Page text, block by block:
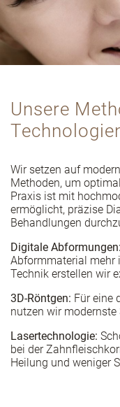
Unsere
Wir setzen auf
Methoden, um
Praxis ist mit
ermöglicht, präzise
Behandlungen
Digitale Abformungen:
Abformmaterial mehr
Technik erstellen wir
3D-Röntgen: Für eine
nutzen wir
Lasertechnologie:
bei der
Heilung und weniger